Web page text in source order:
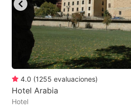
4.0 (1255 evaluaciones)
Hotel Arabia
Hotel